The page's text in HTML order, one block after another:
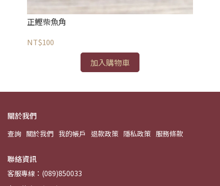
正鰹柴魚角
NT$100
加入購物車
關於我們
查詢 關於我們 我的帳戶 退款政策 隱私政策 服務條款
聯絡資訊
客服專線：(089)850033